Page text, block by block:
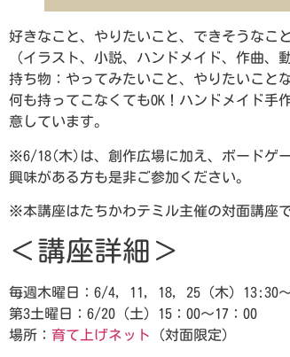
好きなこと、やりたいこと、できそうなこ
（イラスト、小説、ハンドメイド、作曲、
持ち物：やってみたいこと、やりたいこと
何も持ってこなくてもOK！ハンドメイド手
意しています。
※6/18(木)は、創作広場に加え、ボードゲ
興味がある方も是非ご参加ください。
※本講座はたちかわテミル主催の対面講座
＜講座詳細＞
毎週木曜日：6/4, 11, 18, 25（木）13:30
第3土曜日：6/20（土）15：00～17：00
場所： 育て上げネット （対面限定）